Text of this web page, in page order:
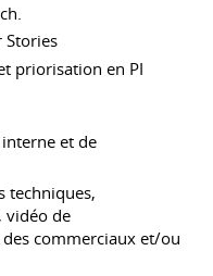
Stories
priorisation en PI
et de
techniques,
vidéo de
commerciaux et/ou